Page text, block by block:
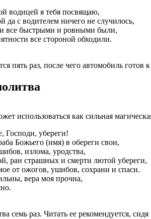
водицей я тебя посвящаю,
да с водителем ничего не случилось,
все быстрыми и ровными были,
все стороной обходили.
пять раз, после чего автомобиль готов
использоваться как сильная
Господи, убереги!
Божьего (имя) в обереги свои,
излома, уродства,
ран страшных и смерти лютой убереги,
от ожогов, ушибов, сохрани и спаси.
вера моя прочна,
семь раз. Читать ее рекомендуется,